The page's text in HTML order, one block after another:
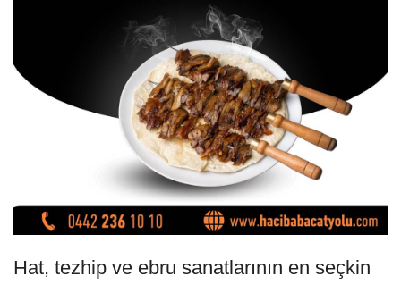
Hat, tezhip ve ebru sanatlarının en seçkin